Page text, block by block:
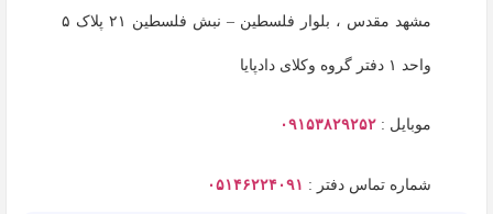
مشهد مقدس ، بلوار فلسطین – نبش فلسطین ۲۱ پلاک ۵
واحد ۱ دفتر گروه وکلای دادپایا
موبایل : ۰۹۱۵۳۸۲۹۲۵۲
شماره تماس دفتر : ۰۵۱۴۶۲۲۴۰۹۱